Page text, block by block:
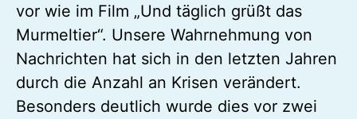
vor wie im Film „Und täglich grüßt das
Murmeltier“. Unsere Wahrnehmung von
Nachrichten hat sich in den letzten Jahren
durch die Anzahl an Krisen verändert.
Besonders deutlich wurde dies vor zwei